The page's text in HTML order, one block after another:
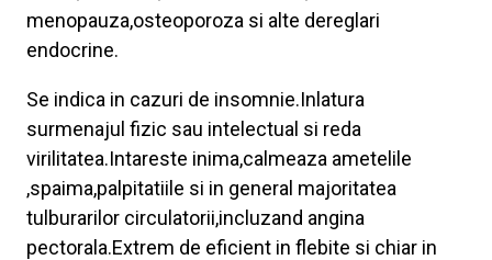
menopauza,osteoporoza si alte dereglari
endocrine.
Se indica in cazuri de insomnie.Inlatura
surmenajul fizic sau intelectual si reda
virilitatea.Intareste inima,calmeaza ametelile
,spaima,palpitatiile si in general majoritatea
tulburarilor circulatorii,incluzand angina
pectorala.Extrem de eficient in flebite si chiar in